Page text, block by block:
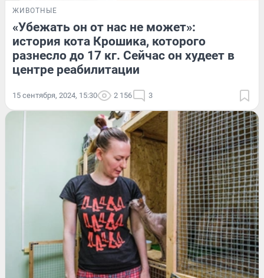
ЖИВОТНЫЕ
«Убежать он от нас не может»:
история кота Крошика, которого
разнесло до 17 кг. Сейчас он худеет в
центре реабилитации
15 сентября, 2024, 15:30 2 156 3